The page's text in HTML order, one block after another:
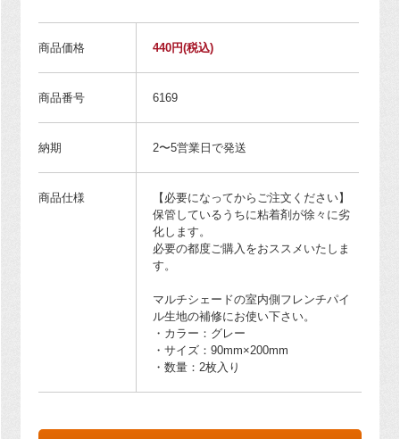
商品価格 440円(税込)
商品番号 6169
納期 2〜5営業日で発送
商品仕様
【必要になってからご注文ください】
保管しているうちに粘着剤が徐々に劣
化します。
必要の都度ご購入をおススメいたしま
す。
マルチシェードの室内側フレンチパイ
ル生地の補修にお使い下さい。
・カラー：グレー
・サイズ：90mm×200mm
・数量：2枚入り